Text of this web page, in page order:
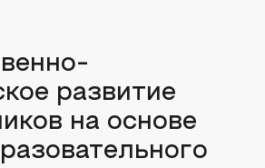
развитие
на основе